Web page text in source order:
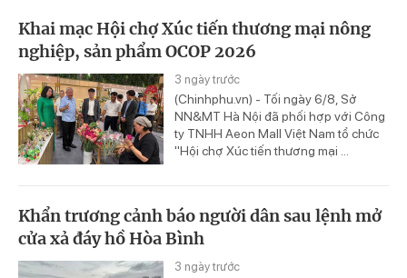
Khai mạc Hội chợ Xúc tiến thương mại nông
nghiệp, sản phẩm OCOP 2026
3 ngày trước
(Chinhphu.vn) - Tối ngày 6/8, Sở
NN&MT Hà Nội đã phối hợp với Công
ty TNHH Aeon Mall Việt Nam tổ chức
"Hội chợ Xúc tiến thương mại ...
Khẩn trương cảnh báo người dân sau lệnh mở
cửa xả đáy hồ Hòa Bình
3 ngày trước